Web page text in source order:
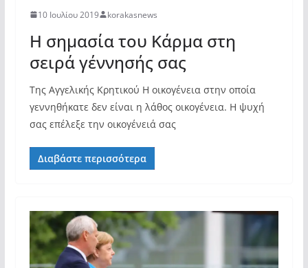
10 Ιουλίου 2019 korakasnews
Η σημασία του Κάρμα στη
σειρά γέννησής σας
Της Αγγελικής Κρητικού Η οικογένεια στην οποία
γεννηθήκατε δεν είναι η λάθος οικογένεια. Η ψυχή
σας επέλεξε την οικογένειά σας
Διαβάστε περισσότερα